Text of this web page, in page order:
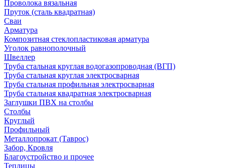
Проволока вязальная
Пруток (сталь квадратная)
Сваи
Арматура
Композитная стеклопластиковая арматура
Уголок равнополочный
Швеллер
Труба стальная круглая водогазопроводная (ВГП)
Труба стальная круглая электросварная
Труба стальная профильная электросварная
Труба стальная квадратная электросварная
Заглушки ПВХ на столбы
Столбы
Круглый
Профильный
Металлопрокат (Таврос)
Забор, Кровля
Благоустройство и прочее
Теплицы